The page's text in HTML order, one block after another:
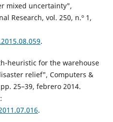
mixed uncertainty",
Research, vol. 250, n.º 1,
.
heuristic for the warehouse
relief", Computers &
25–39, febrero 2014.
.